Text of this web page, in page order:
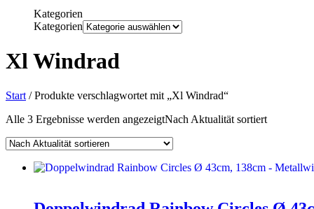
Kategorien
Kategorien
Xl Windrad
Start / Produkte verschlagwortet mit „Xl Windrad“
Alle 3 Ergebnisse werden angezeigtNach Aktualität sortiert